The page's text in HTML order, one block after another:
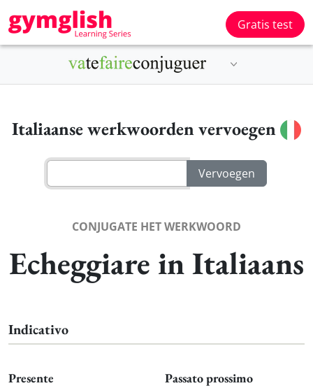
Gratis test
Italiaanse werkwoorden vervoegen
CONJUGATE HET WERKWOORD
Echeggiare in Italiaans
Indicativo
Presente Passato prossimo